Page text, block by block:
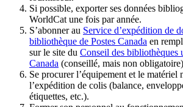
Si possible, exporter ses données
WorldCat une fois par année.
S’abonner au Service d’expédition de
bibliothèque de Postes Canada en
sur le site du Conseil des bibliothèques
Canada (conseillé, mais non
Se procurer l’équipement et le matériel
l’expédition de colis (balance,
étiquettes, etc.).